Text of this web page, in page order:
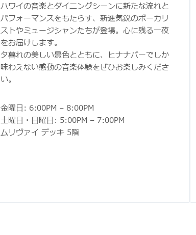
ハワイの音楽とダイニングシーンに新たな流れと
パフォーマンスをもたらす、新進気鋭のボーカリ
ストやミュージシャンたちが登場。心に残る一夜
をお届けします。
夕暮れの美しい景色とともに、ヒナナバーでしか
味わえない感動の音楽体験をぜひお楽しみくださ
い。
金曜日: 6:00PM – 8:00PM
土曜日・日曜日: 5:00PM – 7:00PM
ムリヴァイ デッキ 5階